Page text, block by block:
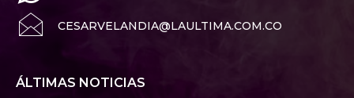
CESARVELANDIA@LAULTIMA.COM.CO
ÁLTIMAS NOTICIAS